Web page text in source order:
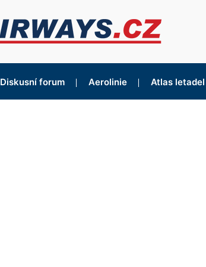
Diskusní forum Aerolinie Atlas letadel